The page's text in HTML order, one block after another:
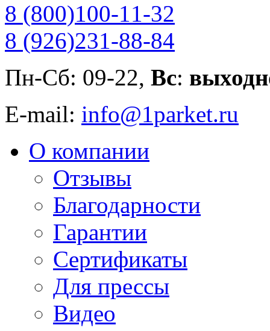
8 (800)100-11-32
8 (926)231-88-84
Пн-Сб: 09-22, Вс:
E-mail: info@1parket.ru
О компании
Отзывы
Благодарности
Гарантии
Сертификаты
Для прессы
Видео